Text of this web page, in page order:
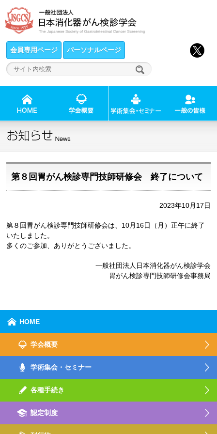
会員専用ページ パーソナルページ
第８回胃がん検診専門技師研修会 終了について
2023年10月17日
第８回胃がん検診専門技師研修会は、10月16日（月）正午に終了
いたしました。
多くのご参加、ありがとうございました。
一般社団法人日本消化器がん検診学会
胃がん検診専門技師研修会事務局
HOME
学会概要
学術集会・セミナー
各種手続き
認定制度